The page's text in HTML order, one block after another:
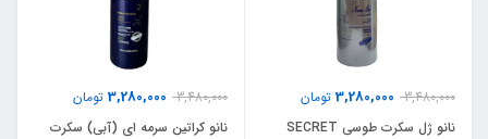
3,480,000
3,280,000 تومان
نانو ژل سکرت طوسی SECRET
3,480,000
3,280,000 تومان
نانو کراتین سرمه ای (آبی) سکرت